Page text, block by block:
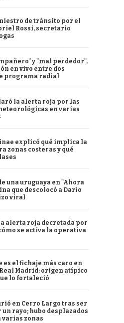
de tránsito por el
Rossi, secretario
y "mal perdedor",
en vivo entre dos
programa radial
la alerta roja por las
en varias
explicó qué implica la
zonas costeras y qué
una uruguaya en "Ahora
que descolocó a Darío
viral
alerta roja decretada por
se activa la operativa
es el fichaje más caro en
Madrid: origen atípico
lo fortaleció
en Cerro Largo tras ser
rayo; hubo desplazados
varias zonas